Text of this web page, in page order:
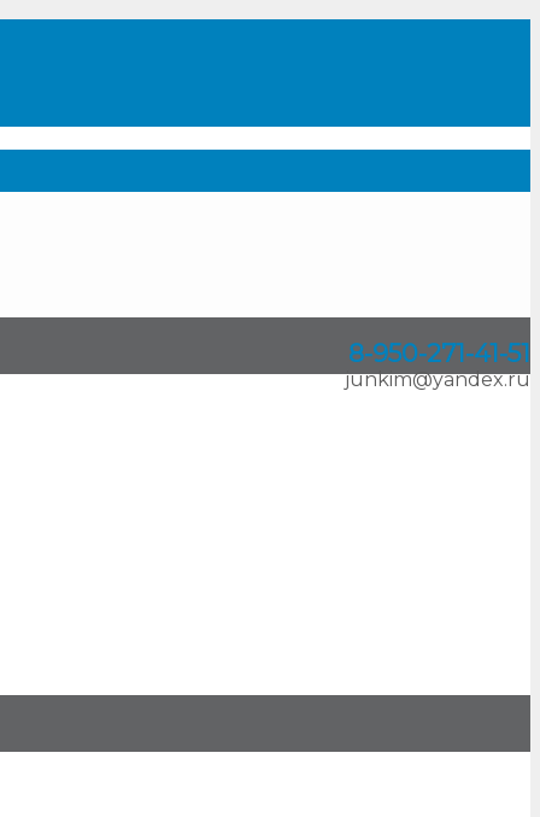
8-950-271-41-51
junkim@yandex.ru